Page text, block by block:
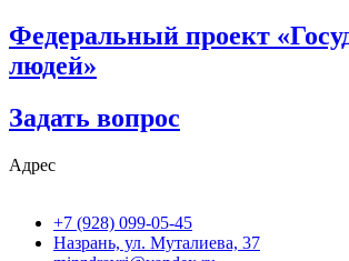
Федеральный проект
людей»
Задать вопрос
Адрес
+7 (928) 099-05-45
Назрань, ул. Муталиева, 37